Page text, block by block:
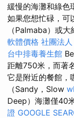
緩慢的海灘和綠色
如果您想忙碌，可
（Palmaba）或大
軟體價格 社團法
台中排毒養生館
距離750米，而著
它是附近的餐館，
（Sandy，Slow
Deep）海灘僅40
證 GOOGLE